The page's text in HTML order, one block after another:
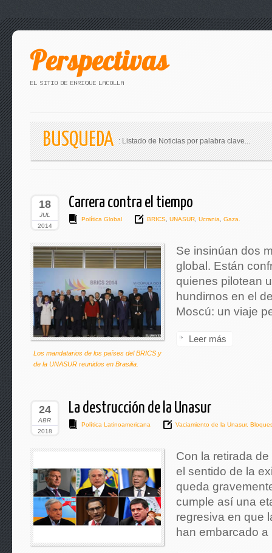
BUSQUEDA : Listado de Noticias por palabra clave...
18
JUL
2014
Carrera contra el tiempo
Política Global BRICS UNASUR Ucrania Gaza.
Los mandatarios de los países del BRICS y
de la UNASUR reunidos en Brasilia.
Se insinúan dos
global. Están
quienes pilotean
hundirnos en el
Moscú: un viaje
Leer más
24
ABR
2018
La destrucción de la Unasur
Política Latinoamericana Vaciamiento de la Unasur.
Con la retirada
el sentido de la
queda
cumple así una
regresiva en que
han embarcado a